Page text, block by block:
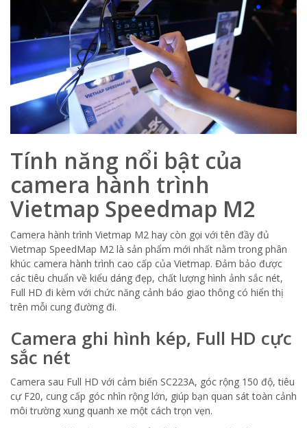
Tính năng nổi bật của
camera hành trình
Vietmap Speedmap M2
Camera hành trình Vietmap M2 hay còn gọi với tên đầy đủ
Vietmap SpeedMap M2 là sản phẩm mới nhất nằm trong phân
khúc camera hành trình cao cấp của Vietmap. Đảm bảo được
các tiêu chuẩn về kiểu dáng đẹp, chất lượng hình ảnh sắc nét,
Full HD đi kèm với chức năng cảnh báo giao thông có hiển thị
trên mỗi cung đường đi.
Camera ghi hình kép, Full HD cực
sắc nét
Camera sau Full HD với cảm biến SC223A, góc rộng 150 độ, tiêu
cự F20, cung cấp góc nhìn rộng lớn, giúp bạn quan sát toàn cảnh
môi trường xung quanh xe một cách trọn vẹn.